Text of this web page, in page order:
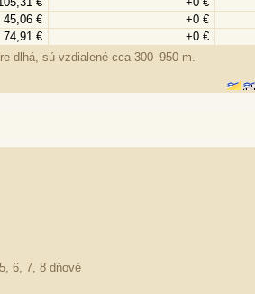
45,06 €
+0 €
74,91 €
+0 €
dlhá, sú vzdialené cca 300–950 m.
6, 7, 8 dňové